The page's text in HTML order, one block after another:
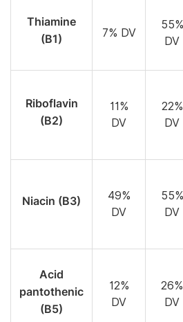
Thiamine
(B1)
7% DV
55%
DV
Riboflavin
(B2)
11%
DV
22%
DV
Niacin (B3)
49%
DV
55%
DV
Acid
pantothenic
(B5)
12%
DV
26%
DV